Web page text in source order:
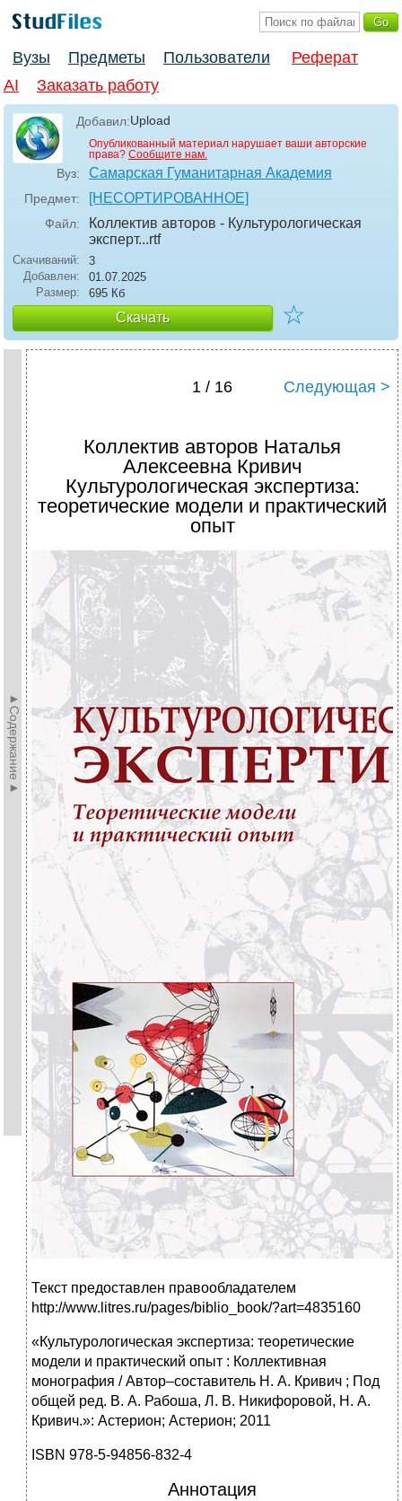
Вузы Предметы Пользователи
Реферат
AI
Заказать работу
Добавил:Upload
Опубликованный материал нарушает ваши авторские
права? Сообщите нам.
Вуз: Самарская Гуманитарная Академия
Предмет: [НЕСОРТИРОВАННОЕ]
Файл:
Коллектив авторов - Культурологическая
эксперт...rtf
Скачиваний:
3
Добавлен:
01.07.2025
Размер:
695 Кб
Скачать ☆
►Содержание►
1 / 16 Следующая >
Коллектив авторов Наталья
Алексеевна Кривич
Культурологическая экспертиза:
теоретические модели и практический
опыт
Текст предоставлен правообладателем
http://www.litres.ru/pages/biblio_book/?art=4835160
«Культурологическая экспертиза: теоретические
модели и практический опыт : Коллективная
монография / Автор–составитель Н. А. Кривич ; Под
общей ред. В. А. Рабоша, Л. В. Никифоровой, Н. А.
Кривич.»: Астерион; Астерион; 2011
ISBN 978‑5‑94856‑832‑4
Аннотация